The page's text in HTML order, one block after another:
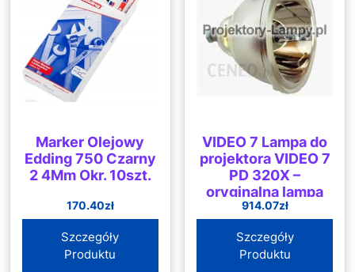
Marker Olejowy
Edding 750 Czarny
2 4Mm Okr. 10szt.
170.40zł
Szczegóły
Produktu
VIDEO 7 Lampa do
projektora VIDEO 7
PD 320X –
oryginalna lampa
bez modułu (SP-
LAMP-018)
914.07zł
Szczegóły
Produktu